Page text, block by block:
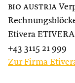
bio austria
Etivera
+43 3115 21 999
Zur Firma